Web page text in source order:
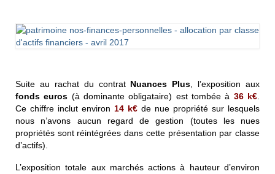
Suite au rachat du contrat Nuances Plus , l’exposition aux
fonds euros (à dominante obligataire) est tombée à 36 k€
Ce chiffre inclut environ 14 k€ de nue propriété sur lesquels
nous n’avons aucun regard de gestion (toutes les nues
propriétés sont réintégrées dans cette présentation par classe
d’actifs).
L’exposition totale aux marchés actions à hauteur d’environ